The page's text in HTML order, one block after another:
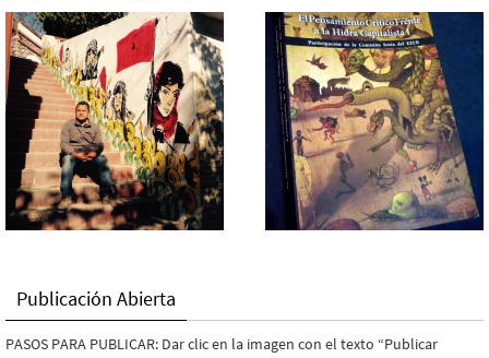
Publicación Abierta
PASOS PARA PUBLICAR: Dar clic en la imagen con el texto “Publicar